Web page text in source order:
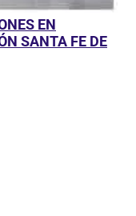
EN
SANTA FE DE